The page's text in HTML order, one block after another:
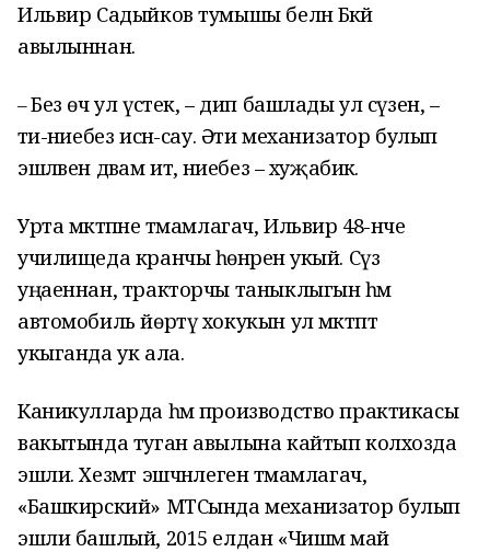
Ильвир Садыйков тумышы белән Бәкәй
авылыннан.
–Без өч ул үстек, – дип башлады ул сүзен, –
әти-әниебез исән-сау. Әти механизатор булып
эшләвен дәвам итә, әниебез – хуҗабикә.
Урта мәктәпне тәмамлагач, Ильвир 48-нче
училищеда кранчы һөнәренә укый. Сүз
уңаеннан, тракторчы таныклыгын һәм
автомобиль йөртү хокукын ул мәктәптә
укыганда ук ала.
Каникулларда һәм производство практикасы
вакытында туган авылына кайтып колхозда
эшли. Хезмәт эшчәнлеген тәмамлагач,
«Башкирский» МТСында механизатор булып
эшли башлый, 2015 елдан «Чишмә май